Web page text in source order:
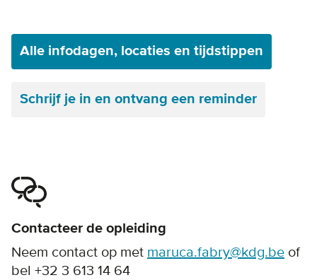
Alle infodagen, locaties en tijdstippen
Schrijf je in en ontvang een reminder
Contacteer de opleiding
Neem contact op met maruca.fabry@kdg.be of
bel +32 3 613 14 64